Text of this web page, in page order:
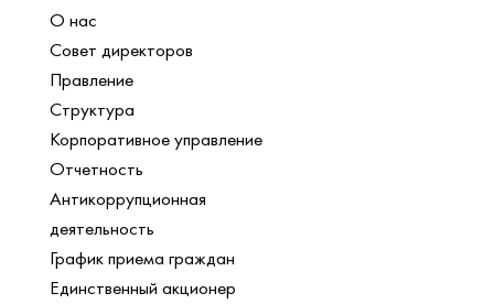
О нас
Совет директоров
Правление
Структура
Корпоративное управление
Отчетность
Антикоррупционная
деятельность
График приема граждан
Единственный акционер